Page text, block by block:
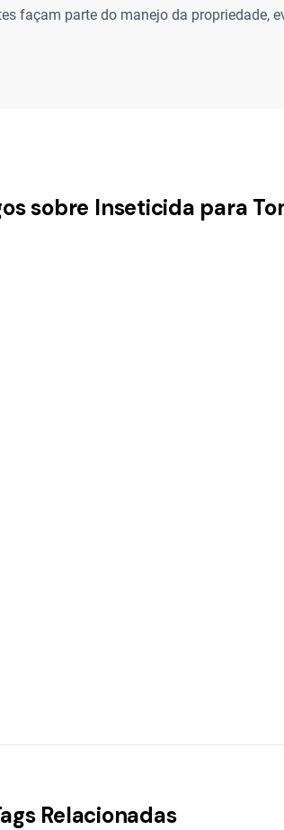
façam parte do manejo da propriedade,
sobre Inseticida para
Relacionadas